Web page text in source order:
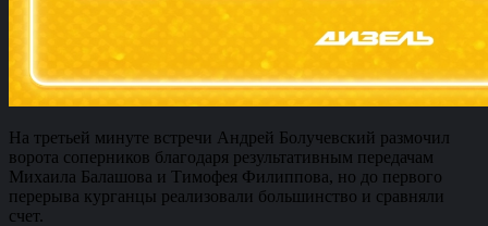
На третьей минуте встречи Андрей Болучевский размочил
ворота соперников благодаря результативным передачам
Михаила Балашова и Тимофея Филиппова, но до первого
перерыва курганцы реализовали большинство и сравняли
счет.